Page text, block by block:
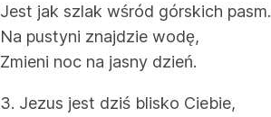
Jest jak szlak wśród górskich pasm.
Na pustyni znajdzie wodę,
Zmieni noc na jasny dzień.
3. Jezus jest dziś blisko Ciebie,